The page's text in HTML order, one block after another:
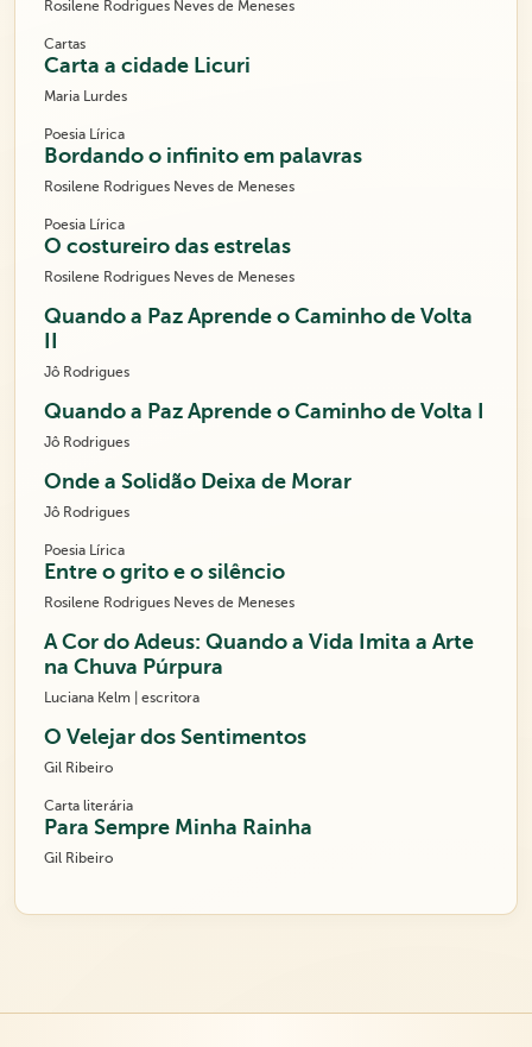
Rosilene Rodrigues Neves de Meneses
Cartas
Carta a cidade Licuri
Maria Lurdes
Poesia Lírica
Bordando o infinito em palavras
Rosilene Rodrigues Neves de Meneses
Poesia Lírica
O costureiro das estrelas
Rosilene Rodrigues Neves de Meneses
Quando a Paz Aprende o Caminho de Volta
Jô Rodrigues
Quando a Paz Aprende o Caminho de Volta I
Jô Rodrigues
Onde a Solidão Deixa de Morar
Jô Rodrigues
Poesia Lírica
Entre o grito e o silêncio
Rosilene Rodrigues Neves de Meneses
A Cor do Adeus: Quando a Vida Imita a Arte
na Chuva Púrpura
Luciana Kelm | escritora
O Velejar dos Sentimentos
Gil Ribeiro
Carta literária
Para Sempre Minha Rainha
Gil Ribeiro